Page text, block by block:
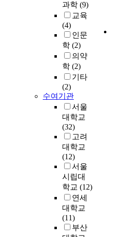
과학 (9)
교육
(4)
인문
학 (2)
의약
학 (2)
기타
(2)
수여기관
서울
대학교
(32)
고려
대학교
(12)
서울
시립대
학교 (12)
연세
대학교
(11)
부산